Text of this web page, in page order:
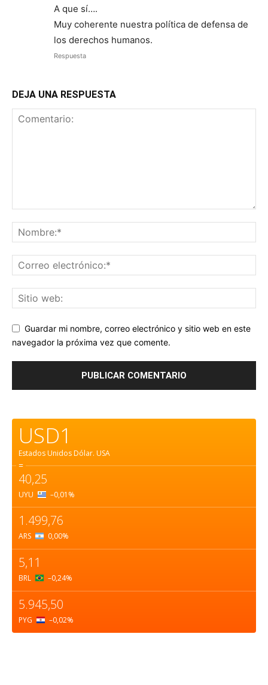
A que sí….
Muy coherente nuestra política de defensa de
los derechos humanos.
Respuesta
DEJA UNA RESPUESTA
Guardar mi nombre, correo electrónico y sitio web en este
navegador la próxima vez que comente.
USD1
Estados Unidos Dólar. USA
=
40,25
UYU –0,01 %
1.499,76
ARS 0,00%
5,11
BRL –0,24%
5.945,50
PYG –0,02%